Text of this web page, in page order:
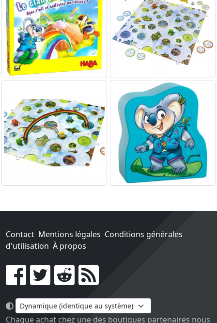
Contact Mentions légales Conditions générales
d'utilisation À propos
Go !
Chaque achat chez une des boutiques partenaires nous